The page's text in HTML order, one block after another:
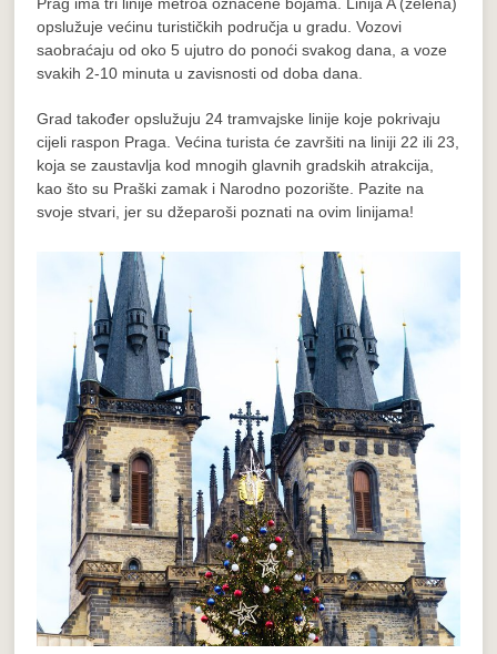
opslužuje većinu turističkih područja u gradu. Vozovi
saobraćaju od oko 5 ujutro do ponoći svakog dana, a voze
svakih 2-10 minuta u zavisnosti od doba dana.
Grad također opslužuju 24 tramvajske linije koje pokrivaju
cijeli raspon Praga. Većina turista će završiti na liniji 22 ili 23,
koja se zaustavlja kod mnogih glavnih gradskih atrakcija,
kao što su Praški zamak i Narodno pozorište. Pazite na
svoje stvari, jer su džeparoši poznati na ovim linijama!